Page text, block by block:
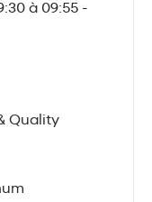
à 09:55 -
Quality